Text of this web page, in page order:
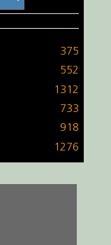
375
552
1312
733
918
1276